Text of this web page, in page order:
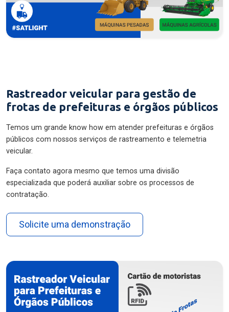
Rastreador veicular para gestão de
frotas de prefeituras e órgãos públicos
Temos um grande know how em atender prefeituras e órgãos
públicos com nossos serviços de rastreamento e telemetria
veicular.
Faça contato agora mesmo que temos uma divisão
especializada que poderá auxiliar sobre os processos de
contratação.
Solicite uma demonstração